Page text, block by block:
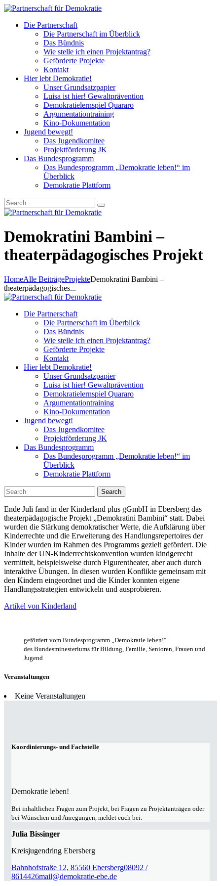
Die Partnerschaft
Die Partnerschaft im Überblick
Das Bündnis
Wie stelle ich einen Projektantrag?
Geförderte Projekte
Kontakt
Hier lebt Demokratie!
Unser Grundsatzpapier
Luisa ist hier! Gewaltprävention
Demokratielernspiel Quararo
Argumentationtraining
Kino-Dokumentation
Jugend bewegt!
Das Jugendkomitee
Projektförderung JK
Das Bundesprogramm
Das Bundesprogramm „Demokratie leben!“ im
Überblick
Demokratie Plattform
Demokratini Bambini –
theaterpädagogisches Projekt
HomeAlle BeiträgeProjekteDemokratini Bambini –
theaterpädagogisches...
Die Partnerschaft
Die Partnerschaft im Überblick
Das Bündnis
Wie stelle ich einen Projektantrag?
Geförderte Projekte
Kontakt
Hier lebt Demokratie!
Unser Grundsatzpapier
Luisa ist hier! Gewaltprävention
Demokratielernspiel Quararo
Argumentationtraining
Kino-Dokumentation
Jugend bewegt!
Das Jugendkomitee
Projektförderung JK
Das Bundesprogramm
Das Bundesprogramm „Demokratie leben!“ im
Überblick
Demokratie Plattform
Search
Ende Juli fand in der Kinderland plus gGmbH in Ebersberg das
theaterpädagogische Projekt „Demokratini Bambini“ statt. Dabei
wurden die Stärkung demokratischer Werte, die Aufklärung über
Kinderrechte und die Erweiterung des Handlungsrepertoires der
Kinder wurden im Rahmen des Programms gezielt gefördert. Die
Inhalte der UN-Kinderrechtskonvention wurden kindgerecht
vermittelt, beispielsweise durch Figurentheater, aber auch durch
interaktive Übungen. In diesen wurden Konflikte gemeinsam mit
den Kindern eingeordnet und die Kinder konnten eigene
Handlungsstrategien entwickeln und ausprobieren.
Artikel von Kinderland
gefördert vom Bundesprogramm „Demokratie leben!“
des Bundesminesteriums für Bildung, Familie, Senioren, Frauen und
Jugend
Veranstaltungen
Keine Veranstaltungen
Koordinierungs- und Fachstelle
Demokratie leben!
Bei inhaltlichen Fragen zum Projekt, bei Fragen zu Projektanträgen oder
bei Wünschen und Anregungen, meldet euch bei:
Julia Bissinger
Kreisjugendring Ebersberg
Bahnhofstraße 12, 85560 Ebersberg08092 /
8614426mail@demokratie-ebe.de